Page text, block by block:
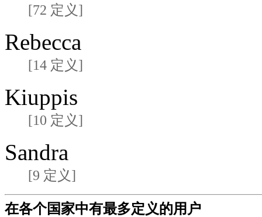
[72 定义]
Rebecca
[14 定义]
Kiuppis
[10 定义]
Sandra
[9 定义]
在各个国家中有最多定义的用户